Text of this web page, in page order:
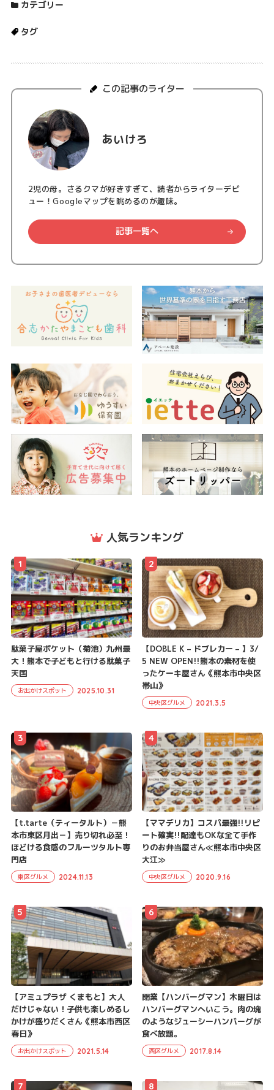
カテゴリー
タグ
この記事のライター
あいけろ
2児の母。さるクマが好きすぎて、読者からライターデビ
ュー！Googleマップを眺めるのが趣味。
記事一覧へ
人気ランキング
駄菓子屋ポケット（菊池）九州最
大！熊本で子どもと行ける駄菓子
天国
お出かけスポット 2025.10.31
1
【DOBLE K – ドブレカー – 】3/
5 NEW OPEN!!熊本の素材を使
ったケーキ屋さん《熊本市中央区
帯山》
中央区グルメ 2021.3.5
2
【t.tarte（ティータルト）－熊
本市東区月出－】売り切れ必至！
ほどける食感のフルーツタルト専
門店
東区グルメ 2024.11.13
3
【ママデリカ】コスパ最強!!リピ
ート確実!!配達もOKな全て手作
りのお弁当屋さん≪熊本市中央区
大江≫
中央区グルメ 2020.9.16
4
【アミュプラザ くまもと】大人
だけじゃない！子供も楽しめるし
かけが盛りだくさん《熊本市西区
春日》
お出かけスポット 2021.5.14
5
閉業【ハンバーグマン】木曜日は
ハンバーグマンへいこう。肉の塊
のようなジューシーハンバーグが
食べ放題。
西区グルメ 2017.8.14
6
7 8